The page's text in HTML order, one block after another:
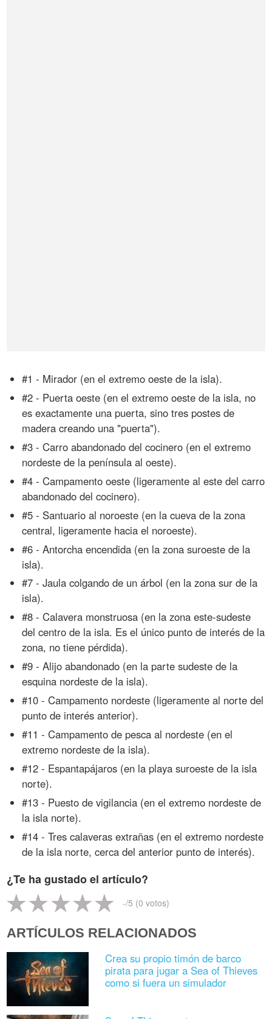
#1 - Mirador (en el extremo oeste de la isla).
#2 - Puerta oeste (en el extremo oeste de la isla, no
es exactamente una puerta, sino tres postes de
madera creando una "puerta").
#3 - Carro abandonado del cocinero (en el extremo
nordeste de la península al oeste).
#4 - Campamento oeste (ligeramente al este del carro
abandonado del cocinero).
#5 - Santuario al noroeste (en la cueva de la zona
central, ligeramente hacia el noroeste).
#6 - Antorcha encendida (en la zona suroeste de la
isla).
#7 - Jaula colgando de un árbol (en la zona sur de la
isla).
#8 - Calavera monstruosa (en la zona este-sudeste
del centro de la isla. Es el único punto de interés de la
zona, no tiene pérdida).
#9 - Alijo abandonado (en la parte sudeste de la
esquina nordeste de la isla).
#10 - Campamento nordeste (ligeramente al norte del
punto de interés anterior).
#11 - Campamento de pesca al nordeste (en el
extremo nordeste de la isla).
#12 - Espantapájaros (en la playa suroeste de la isla
norte).
#13 - Puesto de vigilancia (en el extremo nordeste de
la isla norte).
#14 - Tres calaveras extrañas (en el extremo nordeste
de la isla norte, cerca del anterior punto de interés).
¿Te ha gustado el artículo?
-/5 (0 votos)
ARTÍCULOS RELACIONADOS
Crea su propio timón de barco
pirata para jugar a Sea of Thieves
como si fuera un simulador